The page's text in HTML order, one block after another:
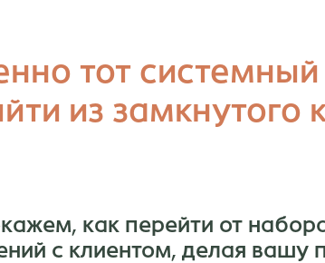
как перейти от
с клиентом, делая вашу
тот
из замкнутого